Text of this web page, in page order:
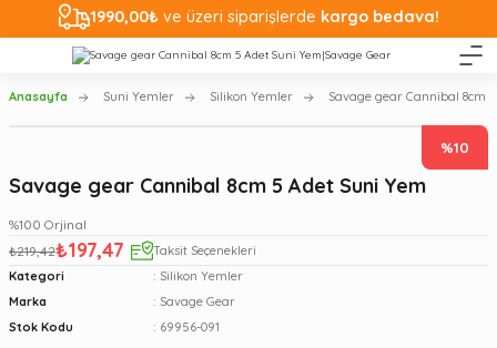
1990,00₺ ve üzeri siparişlerde kargo bedava!
Anasayfa Suni Yemler Silikon Yemler Savage gear Cannibal 8cm
%10
Savage gear Cannibal 8cm 5 Adet Suni Yem
%100 Orjinal
₺219,42₺197,47
Taksit Seçenekleri
Kategori
Silikon Yemler
Marka
Savage Gear
Stok Kodu
69956-091